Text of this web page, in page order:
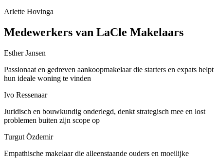
Arlette Hovinga
Medewerkers van LaCle Makelaars
Esther Jansen
Passionaat en gedreven aankoopmakelaar die starters en expats helpt
hun ideale woning te vinden
Ivo Ressenaar
Juridisch en bouwkundig onderlegd, denkt strategisch mee en lost
problemen buiten zijn scope op
Turgut Özdemir
Empathische makelaar die alleenstaande ouders en moeilijke